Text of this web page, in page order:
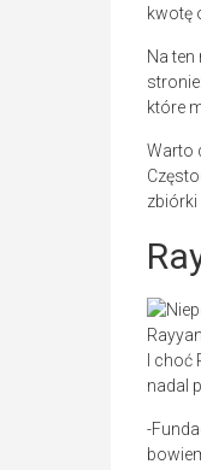
kwotę
Na
stronie:
które
Warto
zbiórki
I
nadal
-